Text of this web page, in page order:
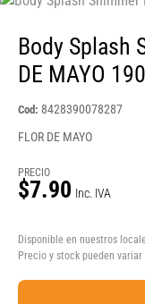
Body Splash
DE MAYO
Cod: 8428390078287
FLOR DE MAYO
PRECIO
$7.90 Inc. IVA
Disponible en nuestros
Precio y stock pueden